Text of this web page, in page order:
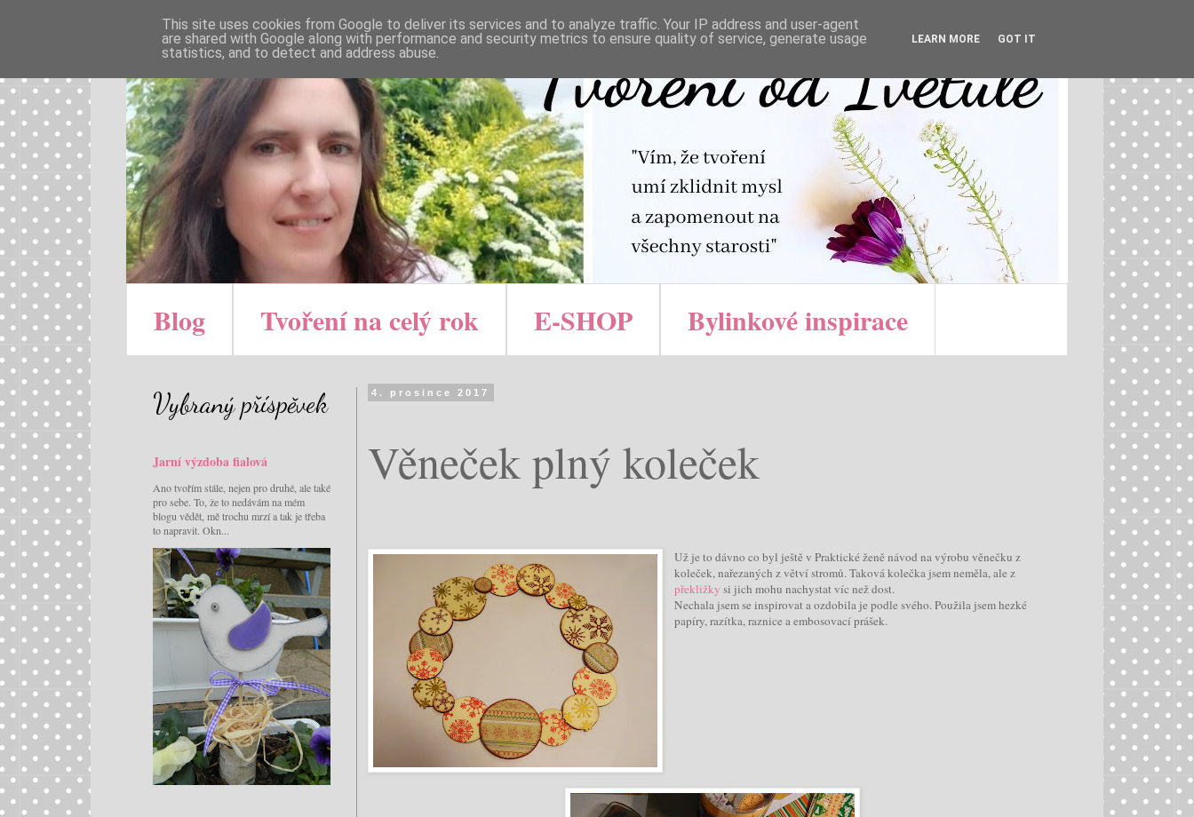
Blog Tvoření na celý rok E-SHOP Bylinkové inspirace
4. prosince 2017
Věneček plný koleček
Už je to dávno co byl ještě v Praktické ženě návod na výrobu věnečku z
koleček, nařezaných z větví stromů. Taková kolečka jsem neměla, ale z
překližky si jich mohu nachystat víc než dost.
Nechala jsem se inspirovat a ozdobila je podle svého. Použila jsem hezké
papíry, razítka, raznice a embosovací prášek.
Vybraný příspěvek
Jarní výzdoba fialová
Ano tvořím stále, nejen pro druhé, ale také
pro sebe. To, že to nedávám na mém
blogu vědět, mě trochu mrzí a tak je třeba
to napravit. Okn...
This site uses cookies from Google to deliver its services and to analyze traffic. Your IP address and user-agent
are shared with Google along with performance and security metrics to ensure quality of service, generate usage
statistics, and to detect and address abuse.
LEARN MORE GOT IT